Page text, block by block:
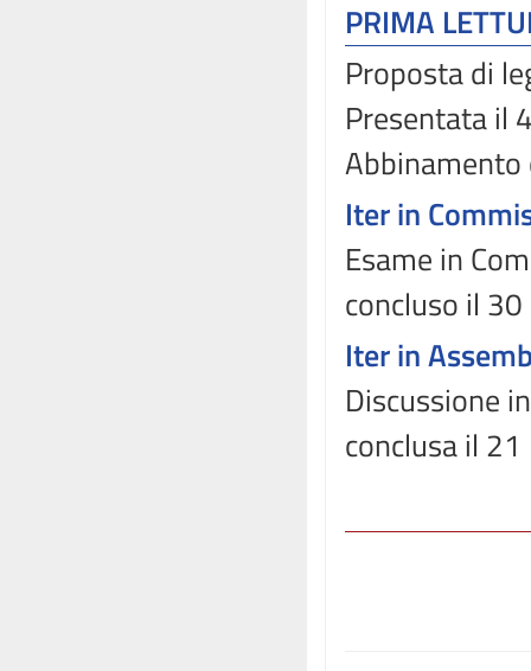
PRIMA
Proposta di
Presentata il
Abbinamento
Iter in
Esame in
concluso il
Iter in
Discussione
conclusa il